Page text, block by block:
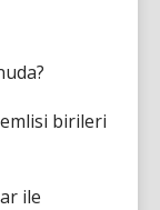
birileri
ile